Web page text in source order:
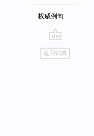
权威例句
go
top
返回词典